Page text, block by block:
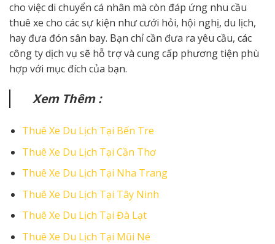
cho việc di chuyển cá nhân mà còn đáp ứng nhu cầu
thuê xe cho các sự kiện như cưới hỏi, hội nghị, du lịch,
hay đưa đón sân bay. Bạn chỉ cần đưa ra yêu cầu, các
công ty dịch vụ sẽ hỗ trợ và cung cấp phương tiện phù
hợp với mục đích của bạn.
Xem Thêm :
Thuê Xe Du Lịch Tại Bến Tre
Thuê Xe Du Lịch Tại Cần Thơ
Thuê Xe Du Lịch Tại Nha Trang
Thuê Xe Du Lịch Tại Tây Ninh
Thuê Xe Du Lịch Tại Đà Lạt
Thuê Xe Du Lịch Tại Mũi Né